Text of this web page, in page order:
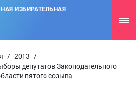
ИЗБИРАТЕЛЬНАЯ
/ 2013
/
депутатов Законодательного
пятого созыва